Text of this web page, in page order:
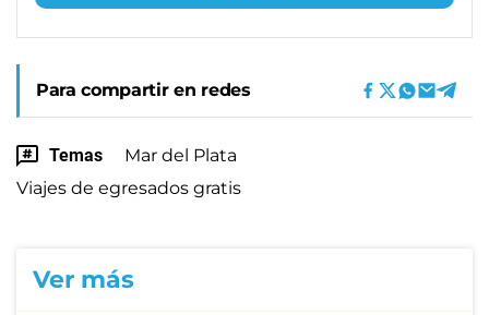
Para compartir en redes
Temas
Mar del Plata
Viajes de egresados gratis
Ver más